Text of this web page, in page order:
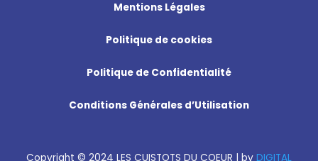
Mentions Légales
Politique de cookies
Politique de Confidentialité
Conditions Générales d’Utilisation
Copyright © 2024 LES CUISTOTS DU COEUR | by DIGITAL